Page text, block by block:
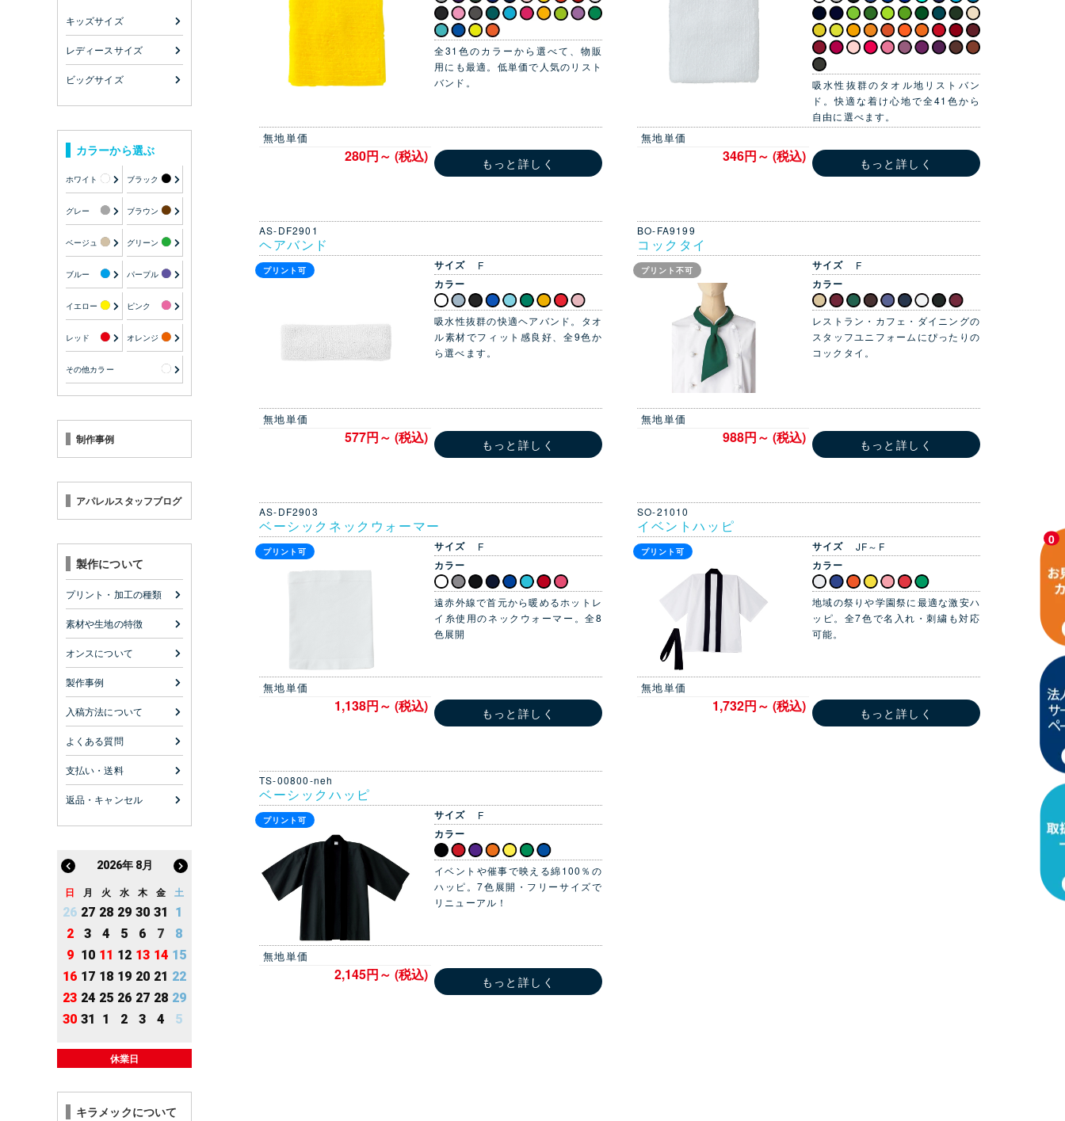
キッズサイズ
レディースサイズ
ビッグサイズ
カラーから選ぶ
ホワイト ブラック
グレー ブラウン
ベージュ グリーン
ブルー パープル
イエロー ピンク
レッド オレンジ
その他カラー
制作事例
アパレルスタッフブログ
製作について
プリント・加工の種類
素材や生地の特徴
オンスについて
製作事例
入稿方法について
よくある質問
支払い・送料
返品・キャンセル
2026年 8月
日 月 火 水 木 金 土
26 27 28 29 30 31
1
2
3 4 5 6 7
8
9 10 11 12 13 14 15
16 17 18 19 20 21 22
23 24 25 26 27 28 29
30 31 1 2 3 4 5
休業日
キラメックについて
全31色のカラーから選べて、物販
用にも最適。低単価で人気のリスト
バンド。
無地単価
280円～ (税込) もっと詳しく
吸水性抜群のタオル地リストバン
ド。快適な着け心地で全41色から
自由に選べます。
無地単価
346円～ (税込) もっと詳しく
AS-DF2901
ヘアバンド
プリント可 サイズ F
カラー
吸水性抜群の快適ヘアバンド。タオ
ル素材でフィット感良好、全9色か
ら選べます。
無地単価
577円～ (税込) もっと詳しく
BO-FA9199
コックタイ
プリント不可 サイズ F
カラー
レストラン・カフェ・ダイニングの
スタッフユニフォームにぴったりの
コックタイ。
無地単価
988円～ (税込) もっと詳しく
AS-DF2903
ベーシックネックウォーマー
プリント可 サイズ F
カラー
遠赤外線で首元から暖めるホットレ
イ糸使用のネックウォーマー。全8
色展開
無地単価
1,138円～ (税込) もっと詳しく
SO-21010
イベントハッピ
プリント可 サイズ JF～F
カラー
地域の祭りや学園祭に最適な激安ハ
ッピ。全7色で名入れ・刺繍も対応
可能。
無地単価
1,732円～ (税込) もっと詳しく
TS-00800-neh
ベーシックハッピ
プリント可 サイズ F
カラー
イベントや催事で映える綿100％の
ハッピ。7色展開・フリーサイズで
リニューアル！
無地単価
2,145円～ (税込) もっと詳しく
0